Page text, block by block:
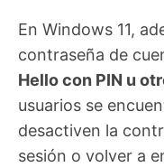
En Windows 11,
contraseña de
Hello con PIN u
usuarios se
desactiven la
sesión o volver a